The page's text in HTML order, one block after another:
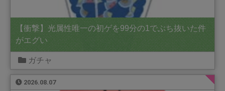
【衝撃】光属性唯一の初ゲを99分の1でぶち抜いた件
がエグい
ガチャ
2026.08.07